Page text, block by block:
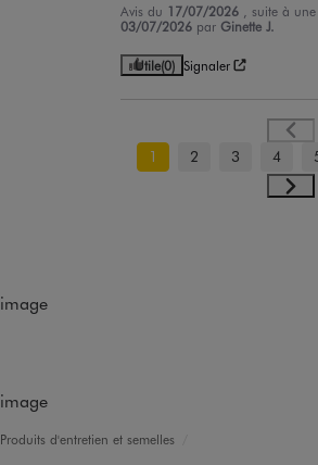
Avis du 17/07/2026
, suite à
03/07/2026 par Ginette J.
Utile(0) Signaler
1 2 3 4
Produits d'entretien et semelles